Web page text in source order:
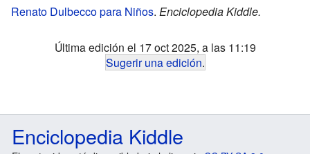
Renato Dulbecco para Niños. Enciclopedia Kiddle.
Última edición el 17 oct 2025, a las 11:19
Sugerir una edición.
Enciclopedia Kiddle